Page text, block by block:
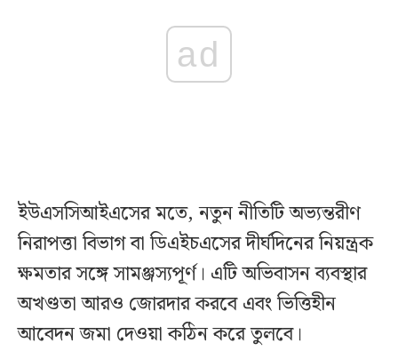
ad
ইউএসসিআইএসের মতে, নতুন নীতিটি অভ্যন্তরীণ
নিরাপত্তা বিভাগ বা ডিএইচএসের দীর্ঘদিনের নিয়ন্ত্রক
ক্ষমতার সঙ্গে সামঞ্জস্যপূর্ণ। এটি অভিবাসন ব্যবস্থার
অখণ্ডতা আরও জোরদার করবে এবং ভিত্তিহীন
আবেদন জমা দেওয়া কঠিন করে তুলবে।